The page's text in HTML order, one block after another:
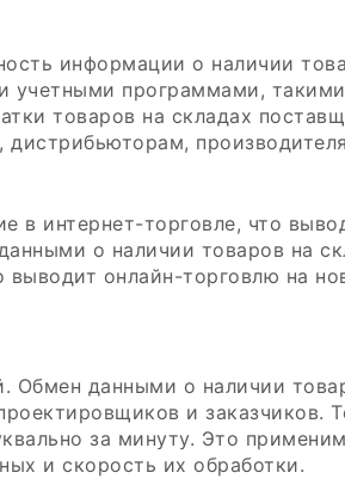
информации о наличии
учетными программами,
товаров на складах
интернет-торговле, что
о наличии товаров на
онлайн-торговлю на
Обмен данными о наличии
и заказчиков.
за минуту. Это
и скорость их обработки.